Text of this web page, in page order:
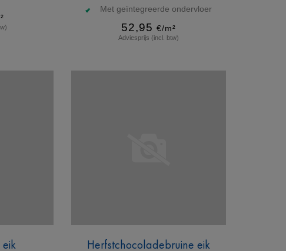
Met geïntegreerde ondervloer
52,95 €/m²
Adviesprijs (incl. btw)
Herfstchocoladebruine eik